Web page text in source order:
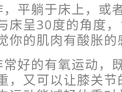
平躺于床上，或
床呈30度的角度
你的肌肉有酸胀
好的有氧运动，
，又可以让膝关